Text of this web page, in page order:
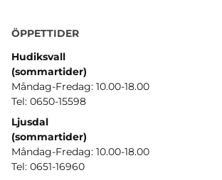
ÖPPETTIDER
Hudiksvall
(sommartider)
Måndag-Fredag: 10.00-18.00
Tel: 0650-15598
Ljusdal
(sommartider)
Måndag-Fredag: 10.00-18.00
Tel: 0651-16960